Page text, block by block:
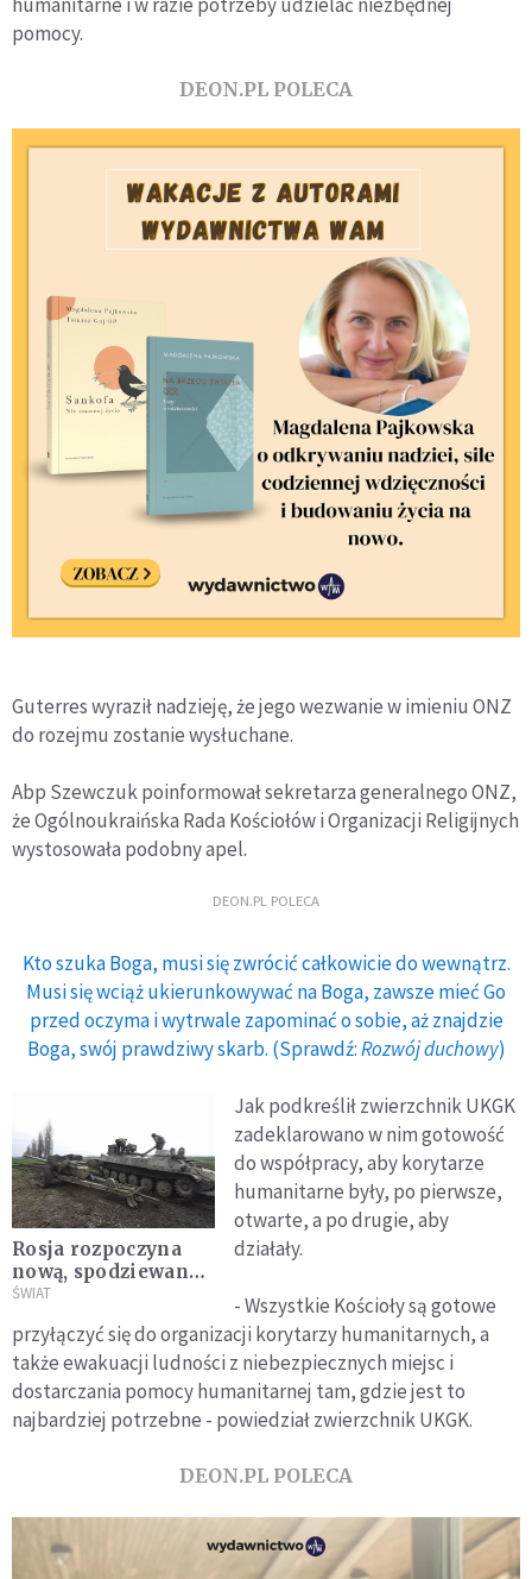
pomocy.
DEON.PL POLECA
Guterres wyraził nadzieję, że jego wezwanie w imieniu ONZ
do rozejmu zostanie wysłuchane.
Abp Szewczuk poinformował sekretarza generalnego ONZ,
że Ogólnoukraińska Rada Kościołów i Organizacji Religijnych
wystosowała podobny apel.
DEON.PL POLECA
Kto szuka Boga, musi się zwrócić całkowicie do wewnątrz.
Musi się wciąż ukierunkowywać na Boga, zawsze mieć Go
przed oczyma i wytrwale zapominać o sobie, aż znajdzie
Boga, swój prawdziwy skarb. (Sprawdź:Rozwój duchowy)
Rosja rozpoczyna
nową, spodziewaną
ofensywę na
ŚWIAT
Jak podkreślił zwierzchnik UKGK
zadeklarowano w nim gotowość
do współpracy, aby korytarze
humanitarne były, po pierwsze,
otwarte, a po drugie, aby
działały.
- Wszystkie Kościoły są gotowe
przyłączyć się do organizacji korytarzy humanitarnych, a
także ewakuacji ludności z niebezpiecznych miejsc i
dostarczania pomocy humanitarnej tam, gdzie jest to
najbardziej potrzebne - powiedział zwierzchnik UKGK.
DEON.PL POLECA